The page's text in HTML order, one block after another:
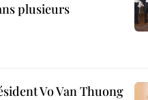
plusieurs
Vo Van Thuong